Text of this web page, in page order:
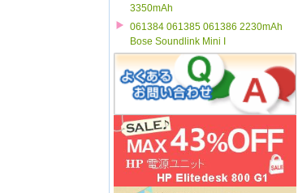
3350mAh
061384 061385 061386 2230mAh
Bose Soundlink Mini I